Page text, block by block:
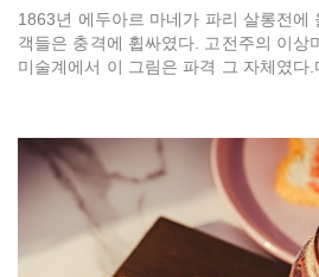
1863년 에두아르 마네가 파리 살롱전에
객들은 충격에 휩싸였다. 고전주의 이상
미술계에서 이 그림은 파격 그 자체였다.